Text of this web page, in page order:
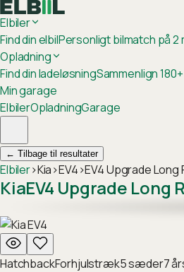
Elbiler
Find din elbilPersonligt bilmatch på 2
Opladning
Find din ladeløsningSammenlign
Min garage
ElbilerOpladningGarage
← Tilbage til resultater
Elbiler›Kia›EV4›EV4 Upgrade Long
KiaEV4 Upgrade Long
HatchbackForhjulstræk5sæder7